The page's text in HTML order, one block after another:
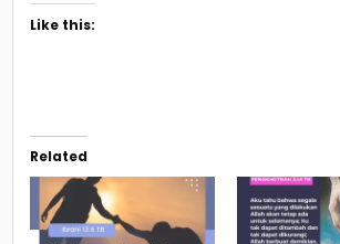
Like this:
Related